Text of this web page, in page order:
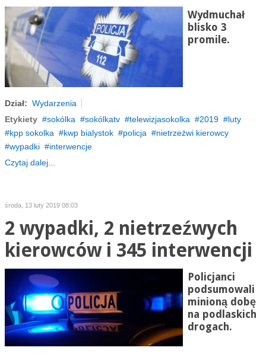
Wydmuchał
blisko 3
promile.
Dział: Wydarzenia
Etykiety
sokólka sokólkatv telewizjasokolka 2019
luty
kpp sokolka
kwp bialystok policja
nietrzeźwi kierowcy
wypadki
interwencje
Czytaj dalej...
środa, 13 luty 2019 08:03
2 wypadki, 2 nietrzeźwych
kierowców i 345 interwencji
Policjanci
podsumowali
minioną dobę
na podlaskich
drogach.